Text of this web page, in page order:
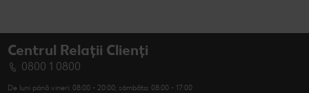
Centrul Relații Clienți
0800 1 0800
De luni până vineri: 08:00 - 20:00; sâmbăta: 08:00 - 17:00